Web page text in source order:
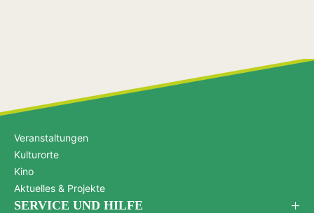
Veranstaltungen
Kulturorte
Kino
Aktuelles & Projekte
SERVICE UND HILFE